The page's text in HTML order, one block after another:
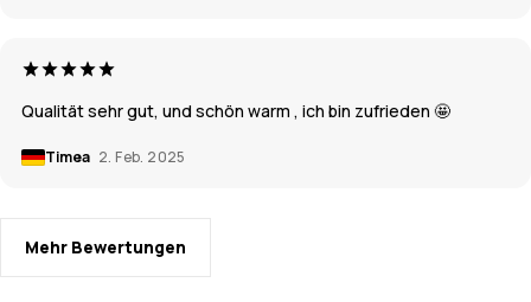
Qualität sehr gut, und schön warm , ich bin zufrieden 🤩
Timea 2. Feb. 2025
Mehr Bewertungen